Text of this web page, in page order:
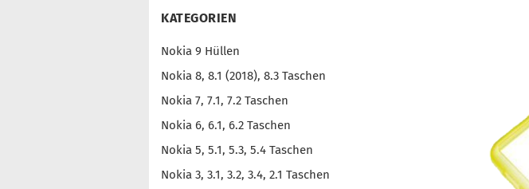
KATEGORIEN
Nokia 9 Hüllen
Nokia 8, 8.1 (2018), 8.3 Taschen
Nokia 7, 7.1, 7.2 Taschen
Nokia 6, 6.1, 6.2 Taschen
Nokia 5, 5.1, 5.3, 5.4 Taschen
Nokia 3, 3.1, 3.2, 3.4, 2.1 Taschen